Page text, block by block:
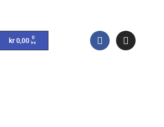
kr0,00 0